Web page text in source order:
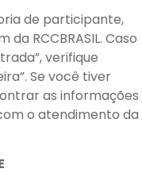
de participante,
RCCBRASIL. Caso
verifique
Se você tiver
as informações
o atendimento da